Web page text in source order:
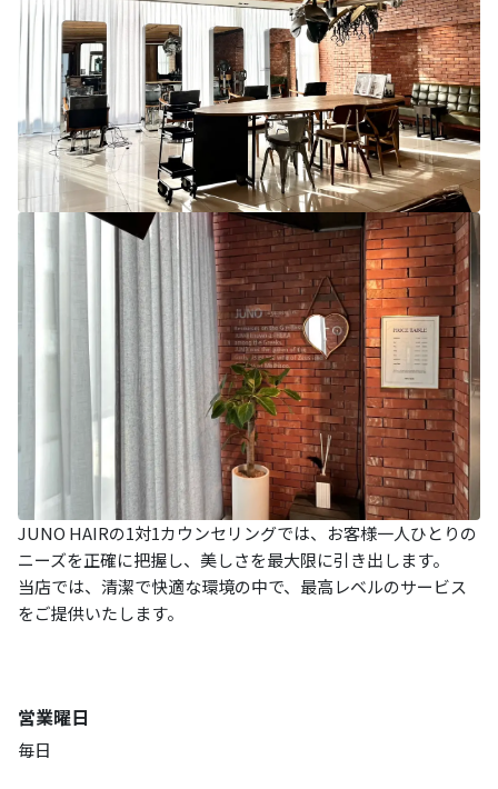
JUNO HAIRの1対1カウンセリングでは、お客様一人ひとりの
ニーズを正確に把握し、美しさを最大限に引き出します。
当店では、清潔で快適な環境の中で、最高レベルのサービス
をご提供いたします。
営業曜日
毎日